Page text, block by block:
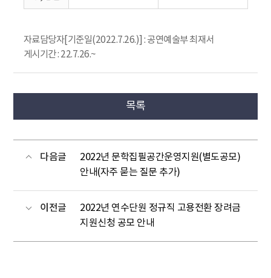
자료담당자[기준일(2022.7.26.)] : 공연예술부 최재서
게시기간 : 22.7.26.~
목록
다음글
2022년 문학집필공간운영지원(별도공모)
안내(자주 묻는 질문 추가)
이전글
2022년 연수단원 정규직 고용전환 장려금
지원신청 공모 안내